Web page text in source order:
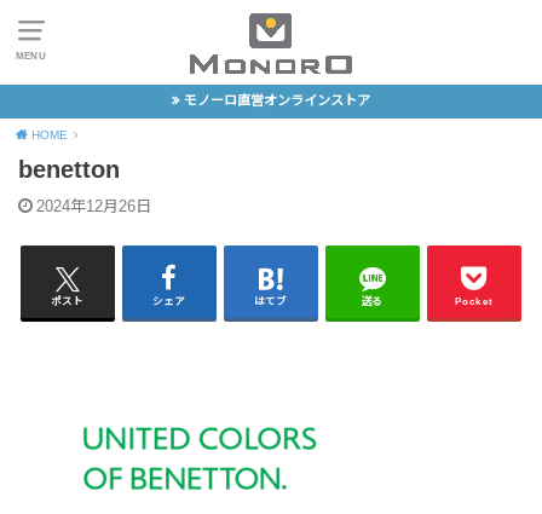
MENU
モノーロ直営オンラインストア
HOME
benetton
2024年12月26日
ポスト シェア はてブ 送る Pocket